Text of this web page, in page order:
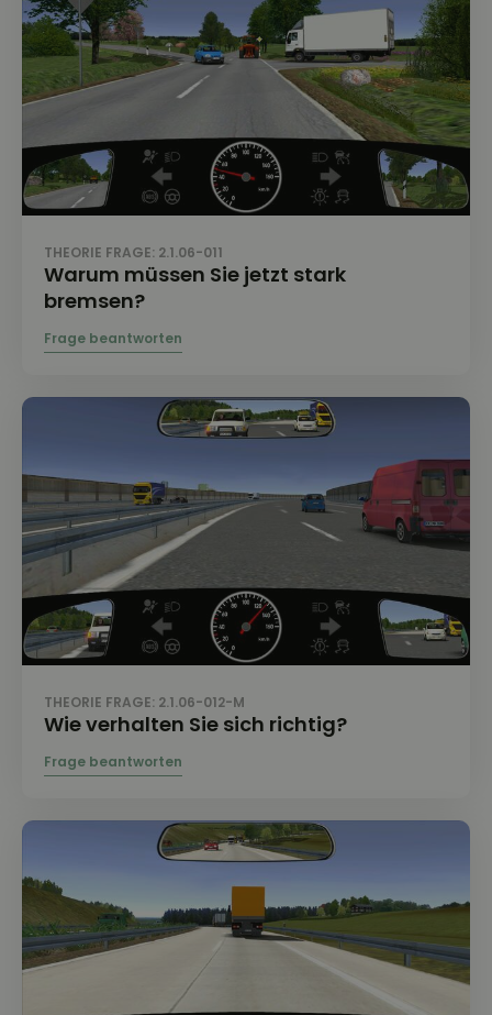
THEORIE FRAGE: 2.1.06-011
Warum müssen Sie jetzt stark
bremsen?
THEORIE FRAGE: 2.1.06-012-M
Wie verhalten Sie sich richtig?